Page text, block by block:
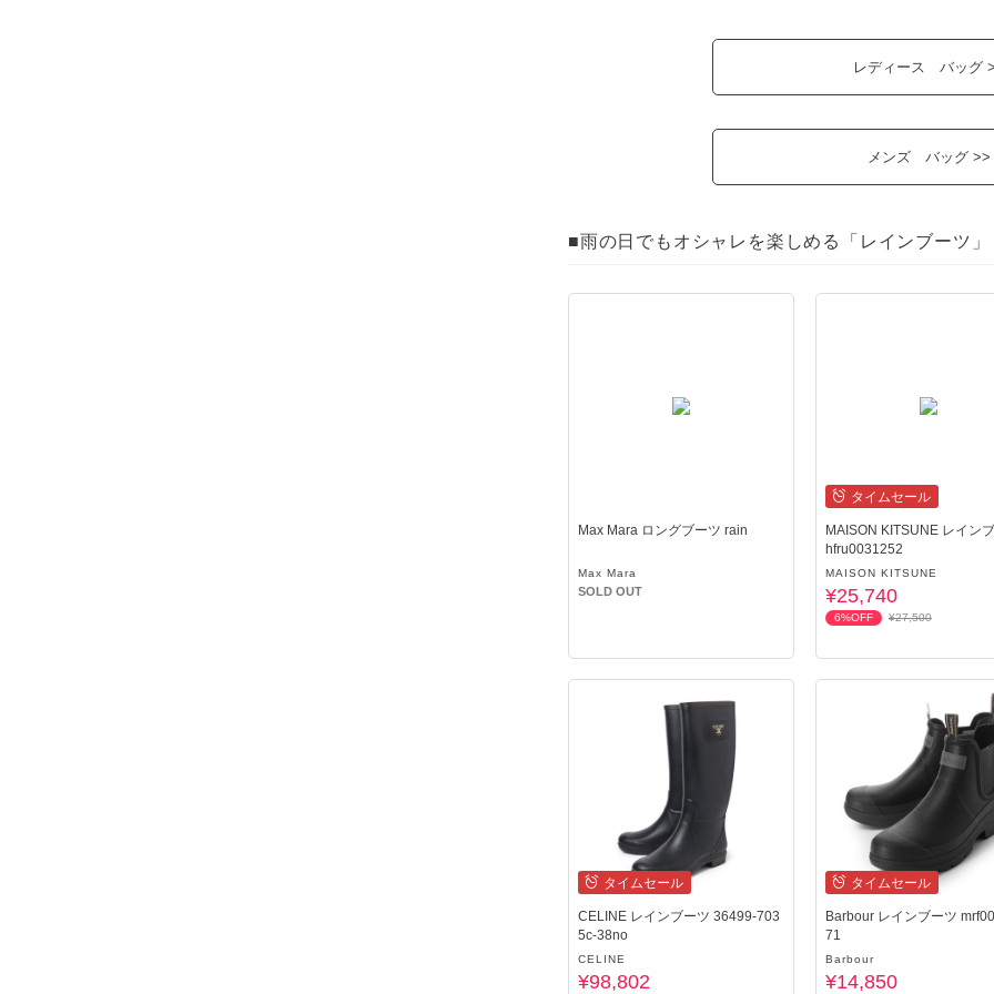
レディース バッグ
メンズ バッグ >>
■雨の日でもオシャレを楽しめる「レインブーツ」
Max Mara ロングブーツ rain
Max Mara
SOLD OUT
タイムセール
MAISON KITSUNE レイン
hfru0031252
MAISON KITSUNE
¥25,740
6%OFF ¥27,500
タイムセール
CELINE レインブーツ 36499-703
5c-38no
CELINE
¥98,802
タイムセール
Barbour レインブーツ
71
Barbour
¥14,850